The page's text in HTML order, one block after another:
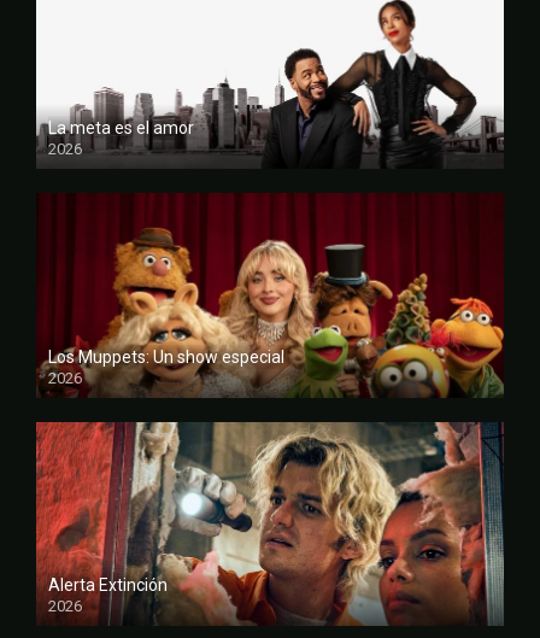
La meta es el amor
2026
FULL HD
Los Muppets: Un show especial
2026
FULL HD
Alerta Extinción
2026
CAM